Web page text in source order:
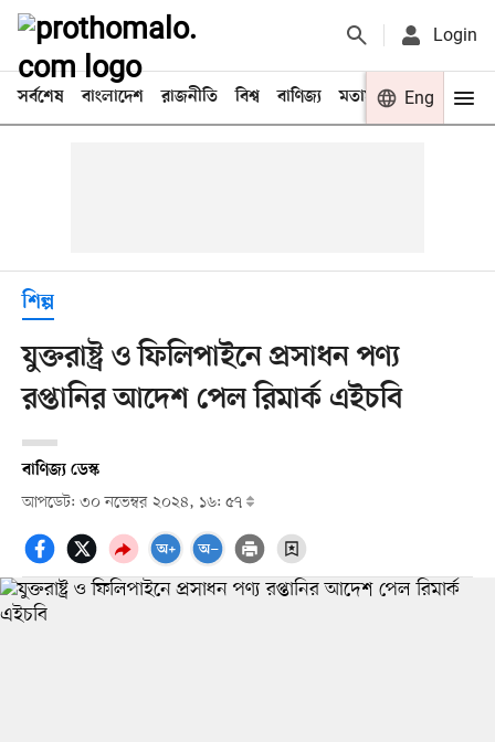
Login
সর্বশেষ বাংলাদেশ রাজনীতি বিশ্ব বাণিজ্য মতামত খেলা
Eng
শিল্প
যুক্তরাষ্ট্র ও ফিলিপাইনে প্রসাধন পণ্য
রপ্তানির আদেশ পেল রিমার্ক এইচবি
বাণিজ্য ডেস্ক
আপডেট: ৩০ নভেম্বর ২০২৪, ১৬: ৫৭